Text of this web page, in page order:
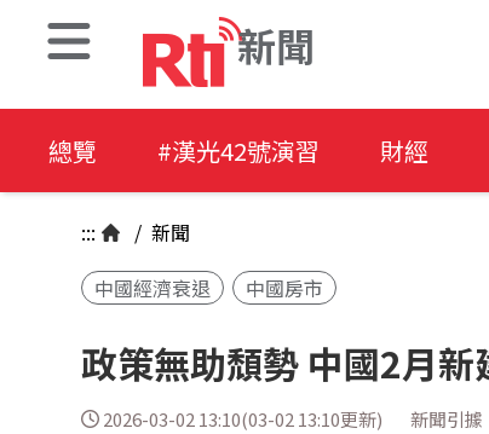
新聞
總覽 #漢光42號演習 財經
::: / 新聞
中國經濟衰退
中國房市
政策無助頹勢 中國2月
2026-03-02 13:10(03-02 13:10更新) 新聞引據